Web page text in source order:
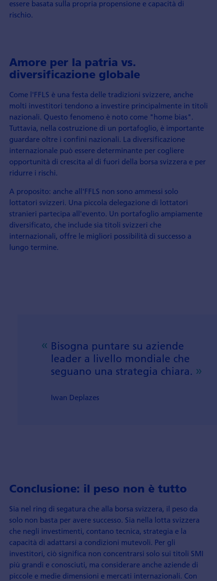
essere basata sulla propria propensione e capacità di
rischio.
Amore per la patria vs.
diversificazione globale
Come l'FFLS è una festa delle tradizioni svizzere, anche
molti investitori tendono a investire principalmente in titoli
nazionali. Questo fenomeno è noto come "home bias".
Tuttavia, nella costruzione di un portafoglio, è importante
guardare oltre i confini nazionali. La diversificazione
internazionale può essere determinante per cogliere
opportunità di crescita al di fuori della borsa svizzera e per
ridurre i rischi.
A proposito: anche all'FFLS non sono ammessi solo
lottatori svizzeri. Una piccola delegazione di lottatori
stranieri partecipa all'evento. Un portafoglio ampiamente
diversificato, che include sia titoli svizzeri che
internazionali, offre le migliori possibilità di successo a
lungo termine.
Bisogna puntare su aziende
leader a livello mondiale che
seguano una strategia chiara.
Iwan Deplazes
Conclusione: il peso non è tutto
Sia nel ring di segatura che alla borsa svizzera, il peso da
solo non basta per avere successo. Sia nella lotta svizzera
che negli investimenti, contano tecnica, strategia e la
capacità di adattarsi a condizioni mutevoli. Per gli
investitori, ciò significa non concentrarsi solo sui titoli SMI
più grandi e conosciuti, ma considerare anche aziende di
piccole e medie dimensioni e mercati internazionali. Con